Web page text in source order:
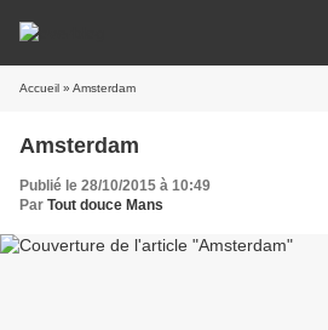
Accueil » Amsterdam
Amsterdam
Publié le 28/10/2015 à 10:49
Par Tout douce Mans